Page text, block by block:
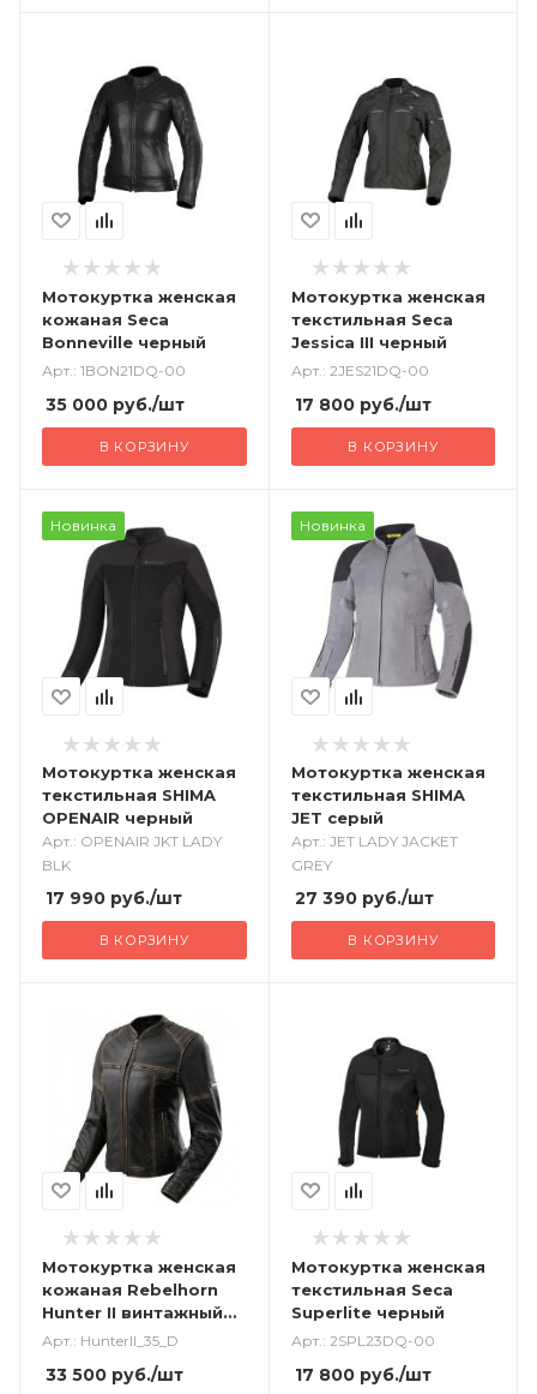
Мотокуртка женская
кожаная Seca
Bonneville черный
Арт.: 1BON21DQ-00
35 000 руб./шт
В КОРЗИНУ
Мотокуртка женская
текстильная Seca
Jessica III черный
Арт.: 2JES21DQ-00
17 800руб./шт
В КОРЗИНУ
Новинка
Мотокуртка женская
текстильная SHIMA
OPENAIR черный
Арт.: OPENAIR JKT LADY
BLK
17 990 руб./шт
В КОРЗИНУ
Новинка
Мотокуртка женская
текстильная SHIMA
JET серый
Арт.: JET LADY JACKET
GREY
27 390руб./шт
В КОРЗИНУ
Мотокуртка женская
кожаная Rebelhorn
Hunter II винтажный
коричневый
Арт.: HunterII_35_D
33 500 руб./шт
Мотокуртка женская
текстильная Seca
Superlite черный
Арт.: 2SPL23DQ-00
17 800руб./шт